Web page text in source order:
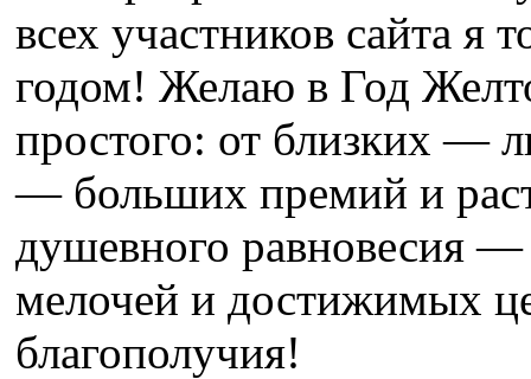
всех участников сайта я
годом! Желаю в Год
простого: от близких —
— больших премий и
душевного равновесия
мелочей и достижимых
благополучия!